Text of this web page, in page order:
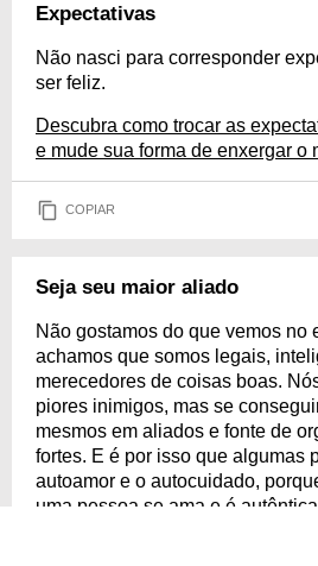
Expectativas
Não nasci para corresponder
ser feliz.
Descubra como trocar as
e mude sua forma de enxergar o
COPIAR
Seja seu maior aliado
Não gostamos do que vemos no
achamos que somos legais,
merecedores de coisas boas.
piores inimigos, mas se
mesmos em aliados e fonte de
fortes. E é por isso que algumas
autoamor e o autocuidado,
uma pessoa se ama e é